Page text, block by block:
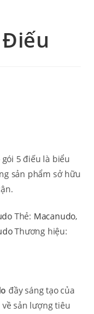
5 điếu là biểu
sản phẩm sở hữu
Thẻ: Macanudo,
Thương hiệu:
đầy sáng tạo của
sản lượng tiêu